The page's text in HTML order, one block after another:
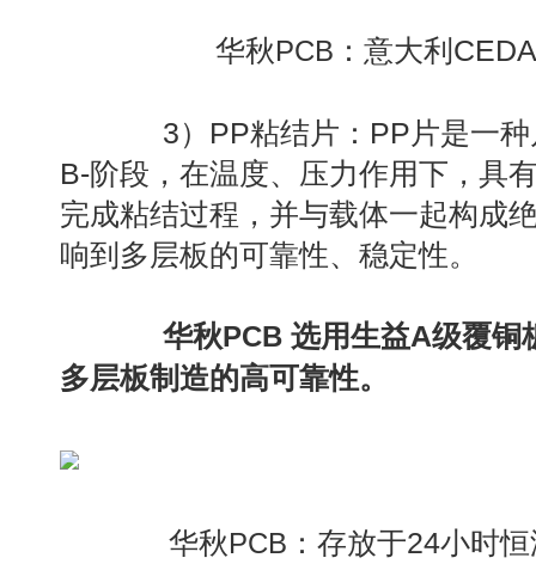
华秋PCB ：意大利
3）PP粘结片：PP片是一种
B-阶段，在温度、压力作用下，具
完成粘结过程，并与载体一起构成
响到多层板的可靠性、稳定性。
华秋PCB 选用生益A级覆铜
多层板制造的高可靠性。
华秋PCB ：存放于24小时